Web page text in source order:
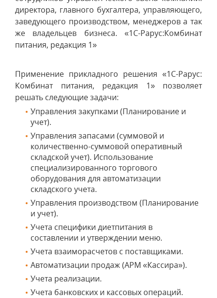
директора, главного бухгалтера, управляющего,
заведующего производством, менеджеров а так
же владельцев бизнеса. «1С-Рарус:Комбинат
питания, редакция 1»
Применение прикладного решения «1С-Рарус:
Комбинат питания, редакция 1» позволяет
решать следующие задачи:
Управления закупками (Планирование и
учет).
Управления запасами (суммовой и
количественно-суммовой оперативный
складской учет). Использование
специализированного торгового
оборудования для автоматизации
складского учета.
Управления производством (Планирование
и учет).
Учета специфики диетпитания в
составлении и утверждении меню.
Учета взаиморасчетов с поставщиками.
Автоматизации продаж (АРМ «Кассира»).
Учета реализации.
Учета банковских и кассовых операций.